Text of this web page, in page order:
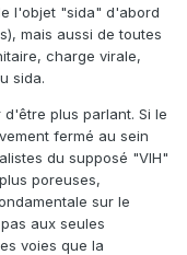
l'objet "sida" d'abord
mais aussi de toutes
charge virale,
sida.
plus parlant. Si le
fermé au sein
du supposé "VIH"
poreuses,
sur le
aux seules
voies que la